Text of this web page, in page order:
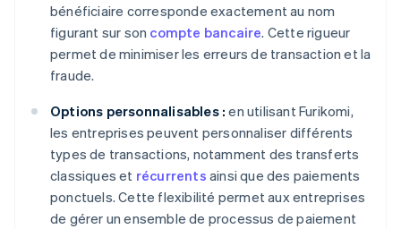
bénéficiaire corresponde exactement au nom
figurant sur son compte bancaire. Cette rigueur
permet de minimiser les erreurs de transaction et la
fraude.
Options personnalisables : en utilisant Furikomi,
les entreprises peuvent personnaliser différents
types de transactions, notamment des transferts
classiques et récurrents ainsi que des paiements
ponctuels. Cette flexibilité permet aux entreprises
de gérer un ensemble de processus de paiement